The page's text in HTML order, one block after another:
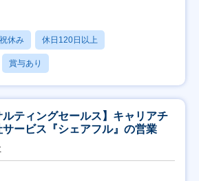
休み 休日120日以上
賞与あり
ティングセールス】キャリアチ
ービス『シェアフル』の営業